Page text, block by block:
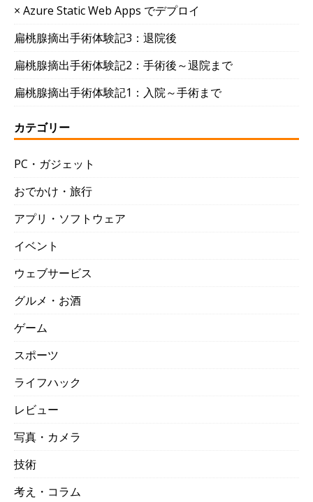
× Azure Static Web Apps でデプロイ
扁桃腺摘出手術体験記3：退院後
扁桃腺摘出手術体験記2：手術後～退院まで
扁桃腺摘出手術体験記1：入院～手術まで
カテゴリー
PC・ガジェット
おでかけ・旅行
アプリ・ソフトウェア
イベント
ウェブサービス
グルメ・お酒
ゲーム
スポーツ
ライフハック
レビュー
写真・カメラ
技術
考え・コラム